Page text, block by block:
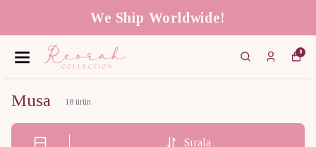
We Ship Worldwide!
0
Musa 18 ürün
Sırala